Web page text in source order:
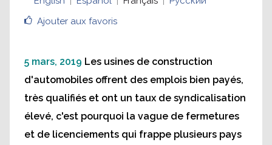
Ajouter aux favoris
5 mars, 2019 Les usines de construction
d'automobiles offrent des emplois bien payés,
très qualifiés et ont un taux de syndicalisation
élevé, c'est pourquoi la vague de fermetures
et de licenciements qui frappe plusieurs pays